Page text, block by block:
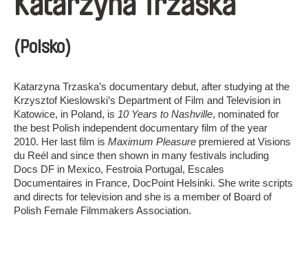
(Polsko)
Katarzyna Trzaska’s documentary debut, after studying at the
Krzysztof Kieslowski’s Department of Film and Television in
Katowice, in Poland, is 10 Years to Nashville, nominated for
the best Polish independent documentary film of the year
2010. Her last film is Maximum Pleasure premiered at Visions
du Reél and since then shown in many festivals including
Docs DF in Mexico, Festroia Portugal, Escales
Documentaires in France, DocPoint Helsinki. She write scripts
and directs for television and she is a member of Board of
Polish Female Filmmakers Association.